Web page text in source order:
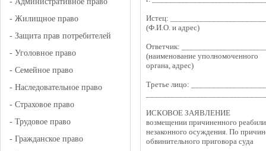
- Жилищное право
- Защита прав потребителей
- Уголовное право
- Семейное право
- Наследовательное право
- Страховое право
- Трудовое право
- Гражданское право
Истец:
(Ф.И.О. и адрес)
Ответчик:
(наименование уполномоченного
органа, адрес)
Третье лицо:
ИСКОВОЕ ЗАЯВЛЕНИЕ
возмещении причиненного
незаконного осуждения. По
обвинительного приговора суда